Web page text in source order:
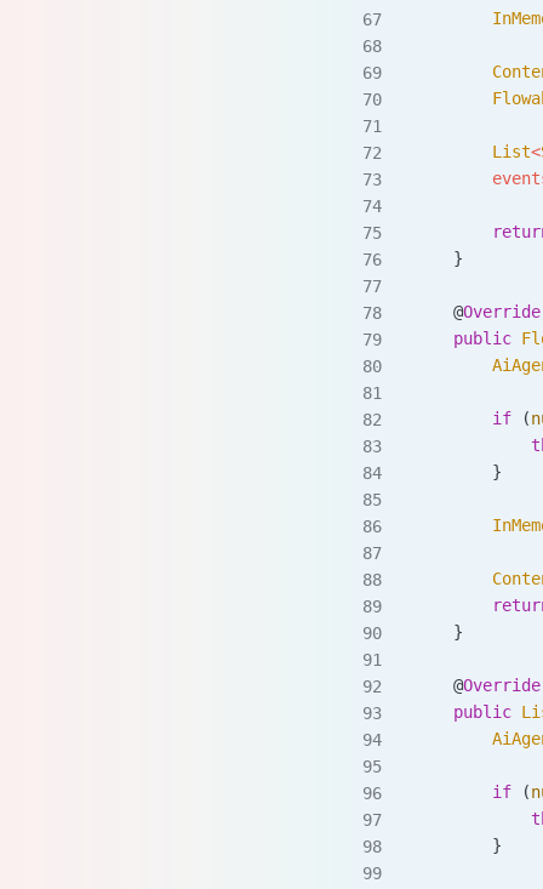
        List
<
    }
    @
Override
    public
        if
(
        }
    }
    @
Override
    public
        if
(
        }